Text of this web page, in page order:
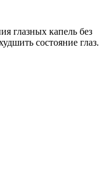
глазных капель без
состояние глаз.